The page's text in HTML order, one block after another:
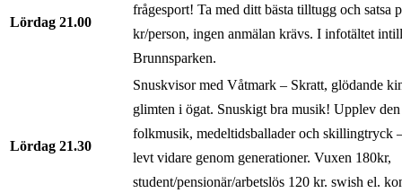
Lördag 21.00
frågesport! Ta med ditt bästa tilltugg och satsa
kr/person, ingen anmälan krävs. I infotältet
Brunnsparken.
Lördag 21.30
Snuskvisor med Våtmark – Skratt, glödande
glimten i ögat. Snuskigt bra musik! Upplev
folkmusik, medeltidsballader och skillingtryck
levt vidare genom generationer. Vuxen 180kr,
student/pensionär/arbetslös 120 kr. swish el.